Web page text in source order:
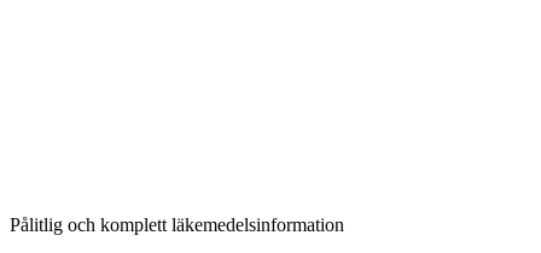
Pålitlig och komplett läkemedelsinformation